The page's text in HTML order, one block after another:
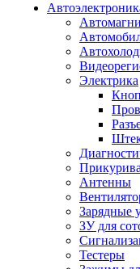
Электрика
Антенны
Зарядные
ЗУ для
Тестеры